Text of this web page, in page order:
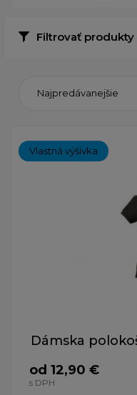
Filtrovať produkty
Najpredávanejšie
Vlastná výšivka
Dámska
od 12,90 €
s DPH